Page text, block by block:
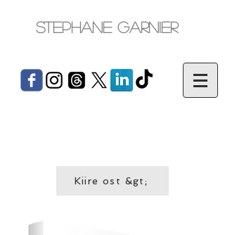
Stephane Garnier
Kiire ost &gt;